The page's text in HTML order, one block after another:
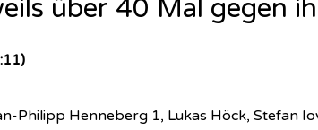
über 40 Mal gegen
Philipp Henneberg 1, Lukas Höck, Stefan